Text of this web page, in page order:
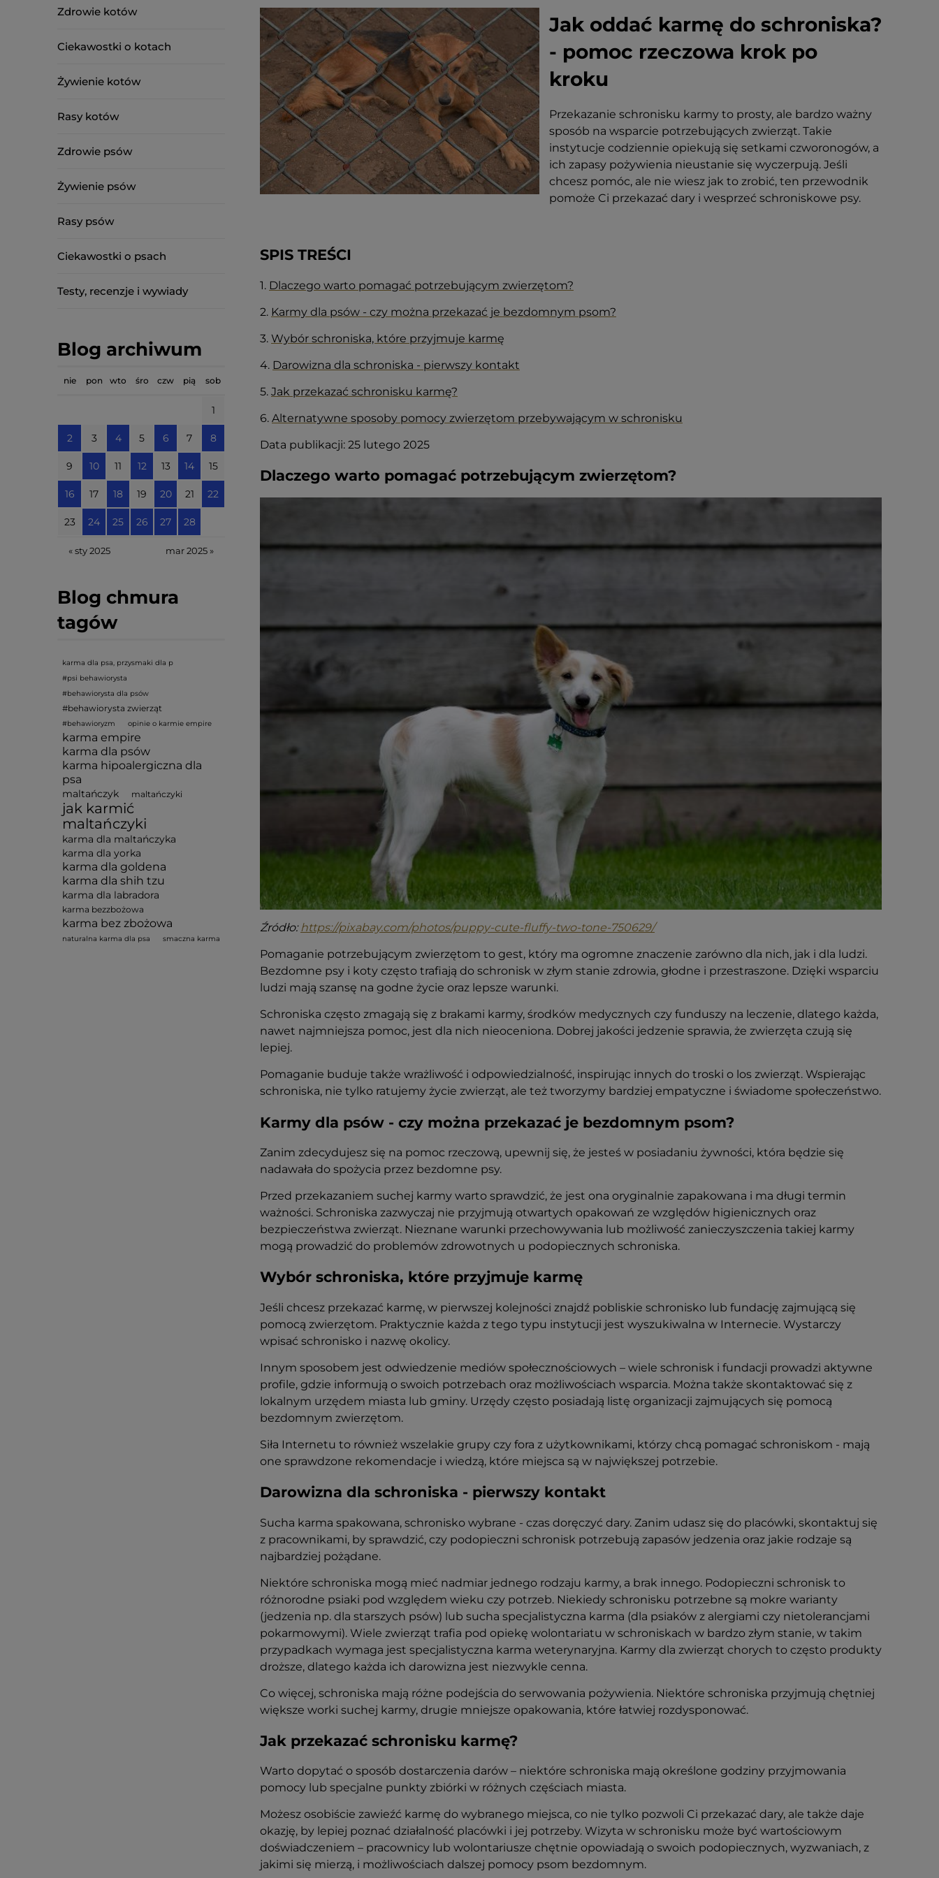
Zdrowie kotów
Ciekawostki o kotach
Żywienie kotów
Rasy kotów
Zdrowie psów
Żywienie psów
Rasy psów
Ciekawostki o psach
Testy, recenzje i wywiady
Blog archiwum
nie pon wto śro czw pią sob
1
2 3 4 5 6 7 8
9 10 11 12 13 14 15
16 17 18 19 20 21 22
23 24 25 26 27 28
« sty 2025 mar 2025 »
Blog chmura
tagów
karma dla psa, przysmaki dla p
#psi behawiorysta
#behawiorysta dla psów
#behawiorysta zwierząt
#behawioryzm opinie o karmie empire
karma empire
karma dla psów
karma hipoalergiczna dla
psa
maltańczyk maltańczyki
jak karmić
maltańczyki
karma dla maltańczyka
karma dla yorka
karma dla goldena
karma dla shih tzu
karma dla labradora
karma bezzbożowa
karma bez zbożowa
naturalna karma dla psa smaczna karma
Jak oddać karmę do schroniska?
- pomoc rzeczowa krok po
kroku
Przekazanie schronisku karmy to prosty, ale bardzo ważny
sposób na wsparcie potrzebujących zwierząt. Takie
instytucje codziennie opiekują się setkami czworonogów, a
ich zapasy pożywienia nieustanie się wyczerpują. Jeśli
chcesz pomóc, ale nie wiesz jak to zrobić, ten przewodnik
pomoże Ci przekazać dary i wesprzeć schroniskowe psy.
SPIS TREŚCI
1. Dlaczego warto pomagać potrzebującym zwierzętom?
2. Karmy dla psów - czy można przekazać je bezdomnym psom?
3. Wybór schroniska, które przyjmuje karmę
4. Darowizna dla schroniska - pierwszy kontakt
5. Jak przekazać schronisku karmę?
6. Alternatywne sposoby pomocy zwierzętom przebywającym w schronisku
Data publikacji: 25 lutego 2025
Dlaczego warto pomagać potrzebującym zwierzętom?
Źródło:https://pixabay.com/photos/puppy-cute-fluffy-two-tone-750629/
Pomaganie potrzebującym zwierzętom to gest, który ma ogromne znaczenie zarówno dla nich, jak i dla ludzi.
Bezdomne psy i koty często trafiają do schronisk w złym stanie zdrowia, głodne i przestraszone. Dzięki wsparciu
ludzi mają szansę na godne życie oraz lepsze warunki.
Schroniska często zmagają się z brakami karmy, środków medycznych czy funduszy na leczenie, dlatego każda,
nawet najmniejsza pomoc, jest dla nich nieoceniona. Dobrej jakości jedzenie sprawia, że zwierzęta czują się
lepiej.
Pomaganie buduje także wrażliwość i odpowiedzialność, inspirując innych do troski o los zwierząt. Wspierając
schroniska, nie tylko ratujemy życie zwierząt, ale też tworzymy bardziej empatyczne i świadome społeczeństwo.
Karmy dla psów - czy można przekazać je bezdomnym psom?
Zanim zdecydujesz się na pomoc rzeczową, upewnij się, że jesteś w posiadaniu żywności, która będzie się
nadawała do spożycia przez bezdomne psy.
Przed przekazaniem suchej karmy warto sprawdzić, że jest ona oryginalnie zapakowana i ma długi termin
ważności. Schroniska zazwyczaj nie przyjmują otwartych opakowań ze względów higienicznych oraz
bezpieczeństwa zwierząt. Nieznane warunki przechowywania lub możliwość zanieczyszczenia takiej karmy
mogą prowadzić do problemów zdrowotnych u podopiecznych schroniska.
Wybór schroniska, które przyjmuje karmę
Jeśli chcesz przekazać karmę, w pierwszej kolejności znajdź pobliskie schronisko lub fundację zajmującą się
pomocą zwierzętom. Praktycznie każda z tego typu instytucji jest wyszukiwalna w Internecie. Wystarczy
wpisać schronisko i nazwę okolicy.
Innym sposobem jest odwiedzenie mediów społecznościowych – wiele schronisk i fundacji prowadzi aktywne
profile, gdzie informują o swoich potrzebach oraz możliwościach wsparcia. Można także skontaktować się z
lokalnym urzędem miasta lub gminy. Urzędy często posiadają listę organizacji zajmujących się pomocą
bezdomnym zwierzętom.
Siła Internetu to również wszelakie grupy czy fora z użytkownikami, którzy chcą pomagać schroniskom - mają
one sprawdzone rekomendacje i wiedzą, które miejsca są w największej potrzebie.
Darowizna dla schroniska - pierwszy kontakt
Sucha karma spakowana, schronisko wybrane - czas doręczyć dary. Zanim udasz się do placówki, skontaktuj się
z pracownikami, by sprawdzić, czy podopieczni schronisk potrzebują zapasów jedzenia oraz jakie rodzaje są
najbardziej pożądane.
Niektóre schroniska mogą mieć nadmiar jednego rodzaju karmy, a brak innego. Podopieczni schronisk to
różnorodne psiaki pod względem wieku czy potrzeb. Niekiedy schronisku potrzebne są mokre warianty
(jedzenia np. dla starszych psów) lub sucha specjalistyczna karma (dla psiaków z alergiami czy nietolerancjami
pokarmowymi). Wiele zwierząt trafia pod opiekę wolontariatu w schroniskach w bardzo złym stanie, w takim
przypadkach wymaga jest specjalistyczna karma weterynaryjna. Karmy dla zwierząt chorych to często produkty
droższe, dlatego każda ich darowizna jest niezwykle cenna.
Co więcej, schroniska mają różne podejścia do serwowania pożywienia. Niektóre schroniska przyjmują chętniej
większe worki suchej karmy, drugie mniejsze opakowania, które łatwiej rozdysponować.
Jak przekazać schronisku karmę?
Warto dopytać o sposób dostarczenia darów – niektóre schroniska mają określone godziny przyjmowania
pomocy lub specjalne punkty zbiórki w różnych częściach miasta.
Możesz osobiście zawieźć karmę do wybranego miejsca, co nie tylko pozwoli Ci przekazać dary, ale także daje
okazję, by lepiej poznać działalność placówki i jej potrzeby. Wizyta w schronisku może być wartościowym
doświadczeniem – pracownicy lub wolontariusze chętnie opowiadają o swoich podopiecznych, wyzwaniach, z
jakimi się mierzą, i możliwościach dalszej pomocy psom bezdomnym.